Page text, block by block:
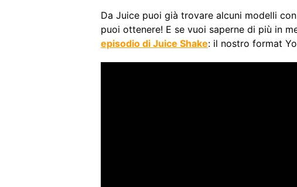
Da Juice puoi già trovare alcuni modelli con
puoi ottenere! E se vuoi saperne di più in
episodio di Juice Shake: il nostro format